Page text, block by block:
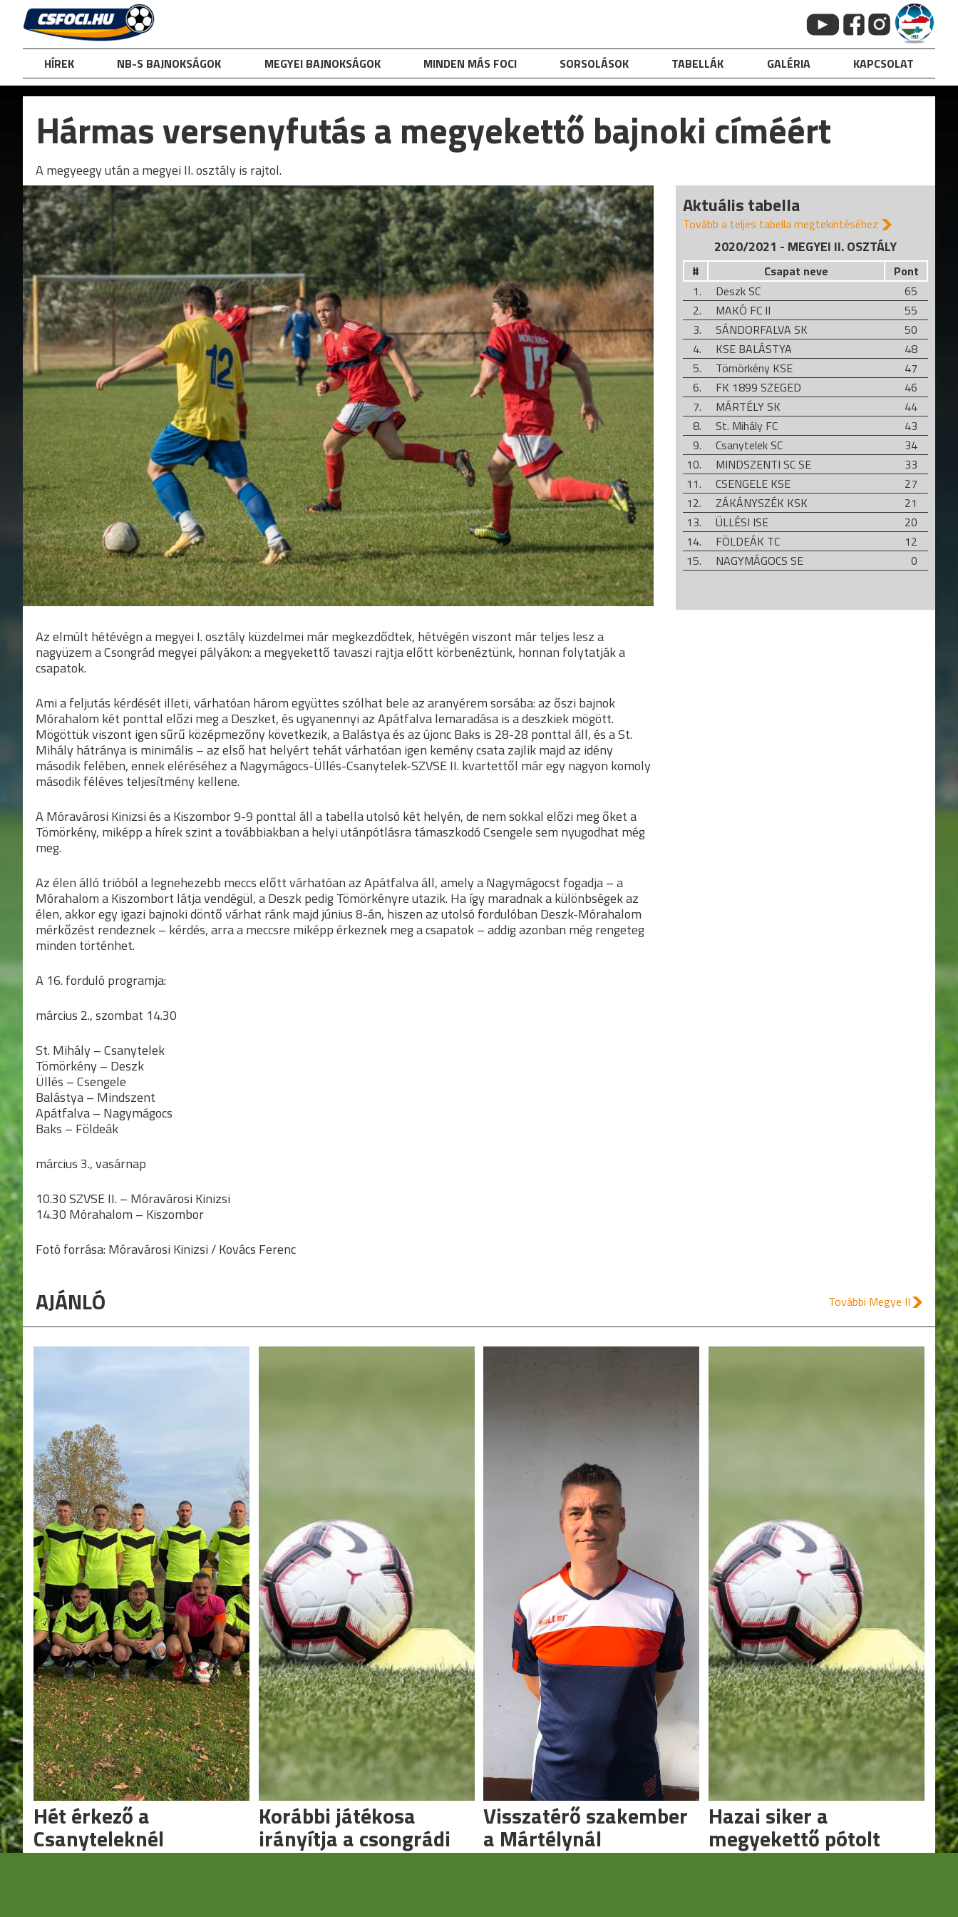
content
HÍREK NB-S BAJNOKSÁGOK MEGYEI BAJNOKSÁGOK MINDEN MÁS FOCI SORSOLÁSOK TABELLÁK GALÉRIA KAPCSOLAT
Hármas versenyfutás a megyekettő bajnoki címéért
A megyeegy után a megyei II. osztály is rajtol.
Az elmúlt hétévégn a megyei I. osztály küzdelmei már megkezdődtek, hétvégén viszont már teljes lesz a
nagyüzem a Csongrád megyei pályákon: a megyekettő tavaszi rajtja előtt körbenéztünk, honnan folytatják a
csapatok.
Ami a feljutás kérdését illeti, várhatóan három együttes szólhat bele az aranyérem sorsába: az őszi bajnok
Mórahalom két ponttal előzi meg a Deszket, és ugyanennyi az Apátfalva lemaradása is a deszkiek mögött.
Mögöttük viszont igen sűrű középmezőny következik, a Balástya és az újonc Baks is 28-28 ponttal áll, és a St.
Mihály hátránya is minimális – az első hat helyért tehát várhatóan igen kemény csata zajlik majd az idény
második felében, ennek eléréséhez a Nagymágocs-Üllés-Csanytelek-SZVSE II. kvartettől már egy nagyon komoly
második féléves teljesítmény kellene.
A Móravárosi Kinizsi és a Kiszombor 9-9 ponttal áll a tabella utolsó két helyén, de nem sokkal előzi meg őket a
Tömörkény, miképp a hírek szint a továbbiakban a helyi utánpótlásra támaszkodó Csengele sem nyugodhat még
meg.
Az élen álló trióból a legnehezebb meccs előtt várhatóan az Apátfalva áll, amely a Nagymágocst fogadja – a
Mórahalom a Kiszombort látja vendégül, a Deszk pedig Tömörkényre utazik. Ha így maradnak a különbségek az
élen, akkor egy igazi bajnoki döntő várhat ránk majd június 8-án, hiszen az utolsó fordulóban Deszk-Mórahalom
mérkőzést rendeznek – kérdés, arra a meccsre miképp érkeznek meg a csapatok – addig azonban még rengeteg
minden történhet.
A 16. forduló programja:
március 2., szombat 14.30
St. Mihály – Csanytelek
Tömörkény – Deszk
Üllés – Csengele
Balástya – Mindszent
Apátfalva – Nagymágocs
Baks – Földeák
március 3., vasárnap
10.30 SZVSE II. – Móravárosi Kinizsi
14.30 Mórahalom – Kiszombor
Fotó forrása: Móravárosi Kinizsi / Kovács Ferenc
Aktuális tabella
Tovább a teljes tabella megtekintéséhez
2020/2021 - MEGYEI II. OSZTÁLY
# Csapat neve
Pont
1.
Deszk SC
65
2.
MAKÓ FC II
55
3.
SÁNDORFALVA SK
50
4.
KSE BALÁSTYA
48
5.
Tömörkény KSE
47
6.
FK 1899 SZEGED
46
7.
MÁRTÉLY SK
44
8.
St. Mihály FC
43
9.
Csanytelek SC
34
10.
MINDSZENTI SC SE
33
11.
CSENGELE KSE
27
12.
ZÁKÁNYSZÉK KSK
21
13.
ÜLLÉSI ISE
20
14.
FÖLDEÁK TC
12
15.
NAGYMÁGOCS SE 0
AJÁNLÓ További Megye II
Hét érkező a
Csanyteleknél
Korábbi játékosa
irányítja a csongrádi
csapatot
Visszatérő szakember
a Mártélynál
Hazai siker a
megyekettő pótolt
meccsén